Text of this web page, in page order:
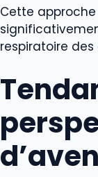
Cette
respiratoire